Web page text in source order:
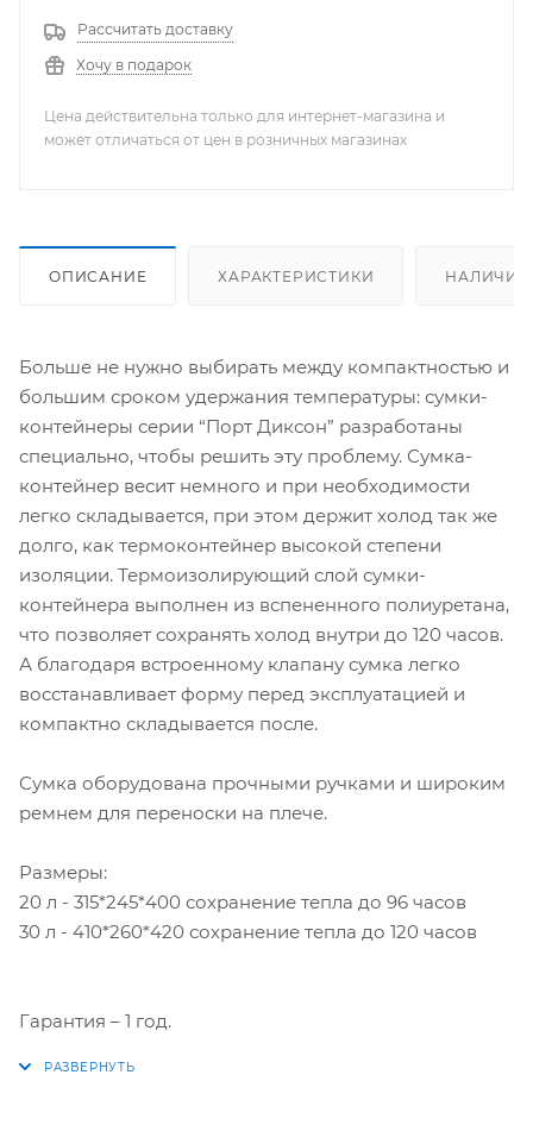
Рассчитать доставку
Хочу в подарок
Цена действительна только для интернет-магазина и
может отличаться от цен в розничных магазинах
ОПИСАНИЕ ХАРАКТЕРИСТИКИ НАЛИЧИЕ
Больше не нужно выбирать между компактностью и
большим сроком удержания температуры: сумки-
контейнеры серии “Порт Диксон” разработаны
специально, чтобы решить эту проблему. Сумка-
контейнер весит немного и при необходимости
легко складывается, при этом держит холод так же
долго, как термоконтейнер высокой степени
изоляции. Термоизолирующий слой сумки-
контейнера выполнен из вспененного полиуретана,
что позволяет сохранять холод внутри до 120 часов.
А благодаря встроенному клапану сумка легко
восстанавливает форму перед эксплуатацией и
компактно складывается после.
Сумка оборудована прочными ручками и широким
ремнем для переноски на плече.
Размеры:
20 л - 315*245*400 сохранение тепла до 96 часов
30 л - 410*260*420 сохранение тепла до 120 часов
Гарантия – 1 год.